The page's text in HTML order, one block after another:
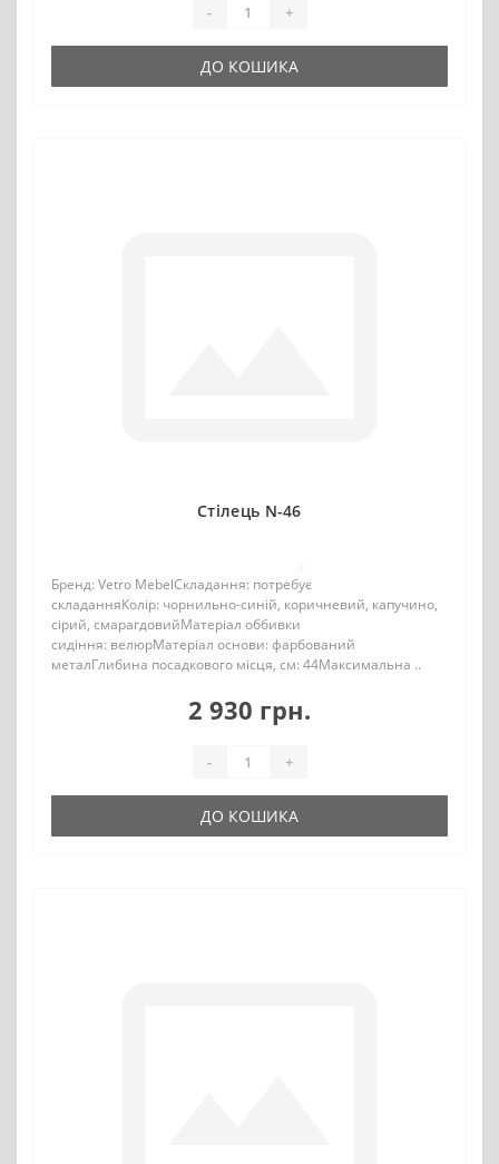
- +
ДО КОШИКА
Стілець N-46
Бренд: Vetro MebelСкладання: потребує
складанняКолір: чорнильно-синій, коричневий, капучино,
сірий, смарагдовийМатеріал оббивки
сидіння: велюрМатеріал основи: фарбований
металГлибина посадкового місця, см: 44Максимальна ..
2 930 грн.
- +
ДО КОШИКА